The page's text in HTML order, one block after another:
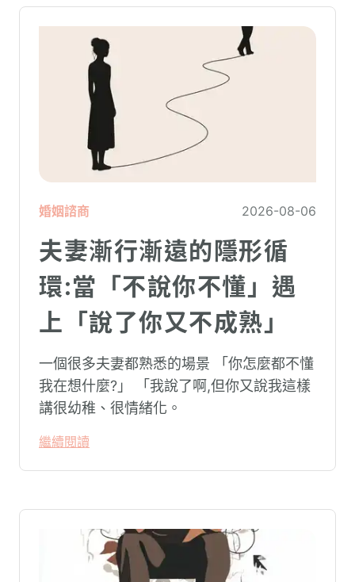
婚姻諮商 2026-08-06
夫妻漸行漸遠的隱形循
環:當「不說你不懂」遇
上「說了你又不成熟」
一個很多夫妻都熟悉的場景 「你怎麼都不懂
我在想什麼?」 「我說了啊,但你又說我這樣
講很幼稚、很情緒化。
繼續閱讀